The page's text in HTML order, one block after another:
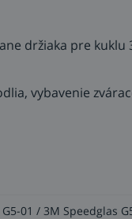
držiaka pre
vybavenie
01 / 3M Speedglas